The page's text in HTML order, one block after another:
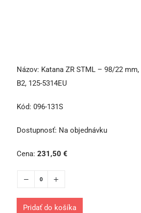
Názov: Katana ZR STML – 98/22 mm,
B2, 125-5314EU
Kód: 096-131S
Dostupnosť: Na objednávku
Cena: 231,50 €
Pridať do košíka